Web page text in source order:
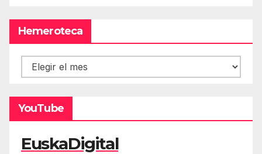
Hemeroteca
Hemeroteca
YouTube
EuskaDigital